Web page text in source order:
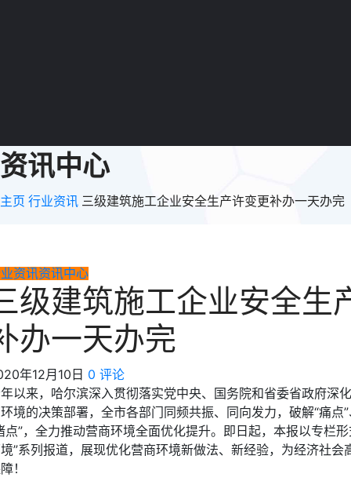
资讯中心
主页 行业资讯 三级建筑施工企业安全生产许变更补办一天办完
资讯资讯中心
级建筑施工企业安全生
办一天办完
年12月10日 0 评论
以来，哈尔滨深入贯彻落实党中央、国务院和省委省政府深
境的决策部署，全市各部门同频共振、同向发力，破解“痛点
点”，全力推动营商环境全面优化提升。即日起，本报以专栏
”系列报道，展现优化营商环境新做法、新经验，为经济社会
！